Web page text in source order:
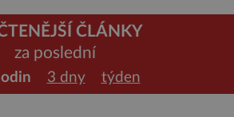
ČLÁNKY
za poslední
3 dny týden